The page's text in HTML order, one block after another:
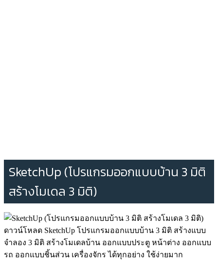
SketchUp (โปรแกรมออกแบบบ้าน 3 มิติ
สร้างโมเดล 3 มิติ)
ดาวน์โหลด SketchUp โปรแกรมออกแบบบ้าน 3 มิติ สร้างแบบ
จำลอง 3 มิติ สร้างโมเดลบ้าน ออกแบบประตู หน้าต่าง ออกแบบ
รถ ออกแบบชิ้นส่วน เครื่องจักร ได้ทุกอย่าง ใช้ง่ายมาก